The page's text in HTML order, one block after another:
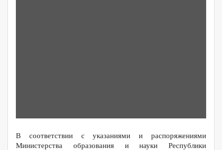
В соответствии с указаниями и распоряжениями
Министерства образования и науки Республики